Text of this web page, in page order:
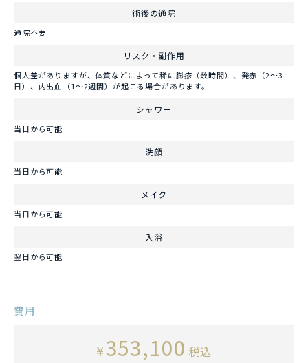
術後の通院
通院不要
リスク・副作用
個人差がありますが、体質などによって稀に膨疹（数時間）、発赤（2～3
日）、内出血（1～2週間）が起こる場合があります。
シャワー
当日から可能
洗顔
当日から可能
メイク
当日から可能
入浴
翌日から可能
費用
¥353,100 税込